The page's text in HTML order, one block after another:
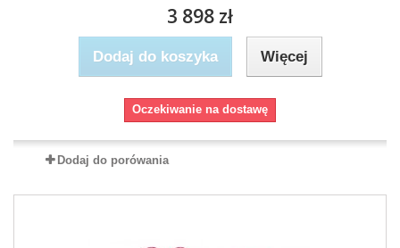
3 898 zł
Dodaj do koszyka Więcej
Oczekiwanie na dostawę
Dodaj do porówania